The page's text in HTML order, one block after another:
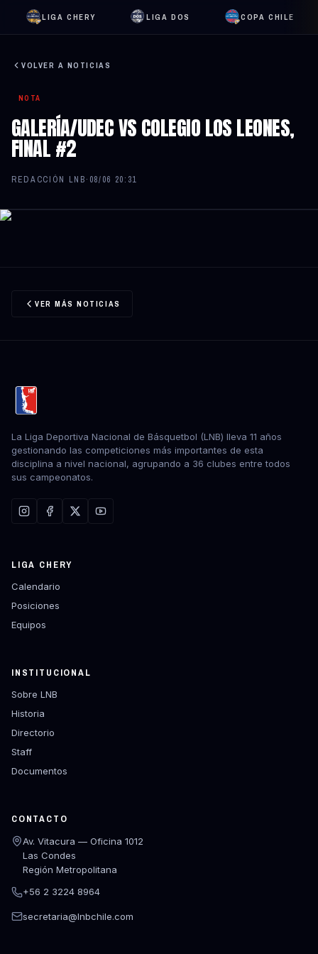
LIGA CHERY LIGA DOS COPA CHILE
VOLVER A NOTICIAS
NOTA
GALERÍA/UDEC VS COLEGIO LOS LEONES,
FINAL #2
REDACCIÓN LNB· 08/06 20:31
VER MÁS NOTICIAS
La Liga Deportiva Nacional de Básquetbol (LNB) lleva 11 años
gestionando las competiciones más importantes de esta
disciplina a nivel nacional, agrupando a 36 clubes entre todos
sus campeonatos.
LIGA CHERY
Calendario
Posiciones
Equipos
INSTITUCIONAL
Sobre LNB
Historia
Directorio
Staff
Documentos
CONTACTO
Av. Vitacura — Oficina 1012
Las Condes
Región Metropolitana
+56 2 3224 8964
secretaria@lnbchile.com